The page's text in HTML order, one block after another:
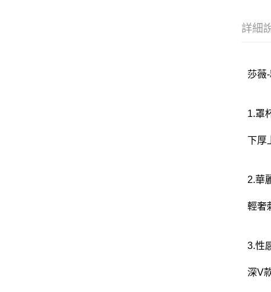
詳細
莎薇
1.罩
下厚
2.華
輕奢
3.性
深V